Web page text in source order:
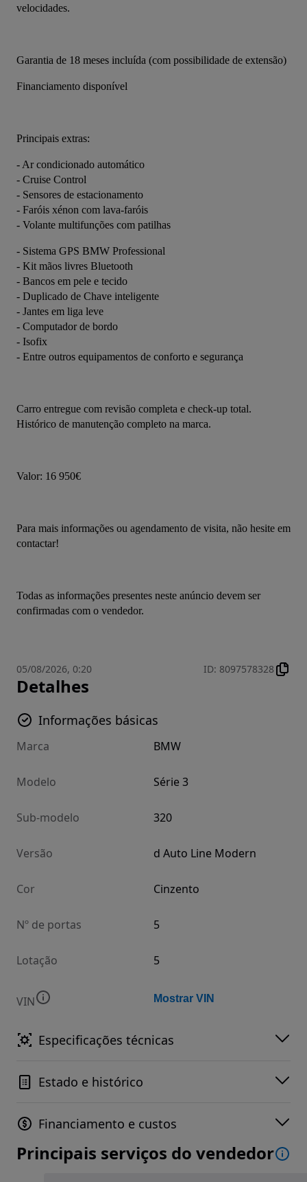
velocidades.
Garantia de 18 meses incluída (com possibilidade de extensão)
Financiamento disponível
Principais extras:
- Ar condicionado automático
- Cruise Control
- Sensores de estacionamento
- Faróis xénon com lava-faróis
- Volante multifunções com patilhas
- Sistema GPS BMW Professional
- Kit mãos livres Bluetooth
- Bancos em pele e tecido
- Duplicado de Chave inteligente
- Jantes em liga leve
- Computador de bordo
- Isofix
- Entre outros equipamentos de conforto e segurança
Carro entregue com revisão completa e check-up total.
Histórico de manutenção completo na marca.
Valor: 16 950€
Para mais informações ou agendamento de visita, não hesite em
contactar!
Todas as informações presentes neste anúncio devem ser
confirmadas com o vendedor.
05/08/2026, 0:20 ID: 8097578328
Detalhes
Informações básicas
Marca BMW
Modelo Série 3
Sub-modelo 320
Versão d Auto Line Modern
Cor Cinzento
Nº de portas 5
Lotação 5
VIN Mostrar VIN
Especificações técnicas
Estado e histórico
Financiamento e custos
Principais serviços do vendedor